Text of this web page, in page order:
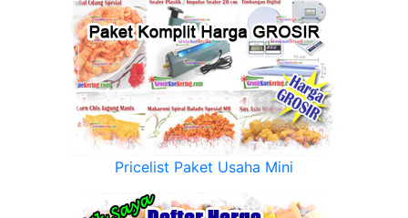
Pricelist Paket Usaha Mini